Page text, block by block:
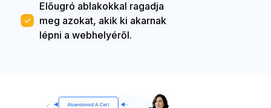
Előugró ablakokkal ragadja
meg azokat, akik ki akarnak
lépni a webhelyéről.